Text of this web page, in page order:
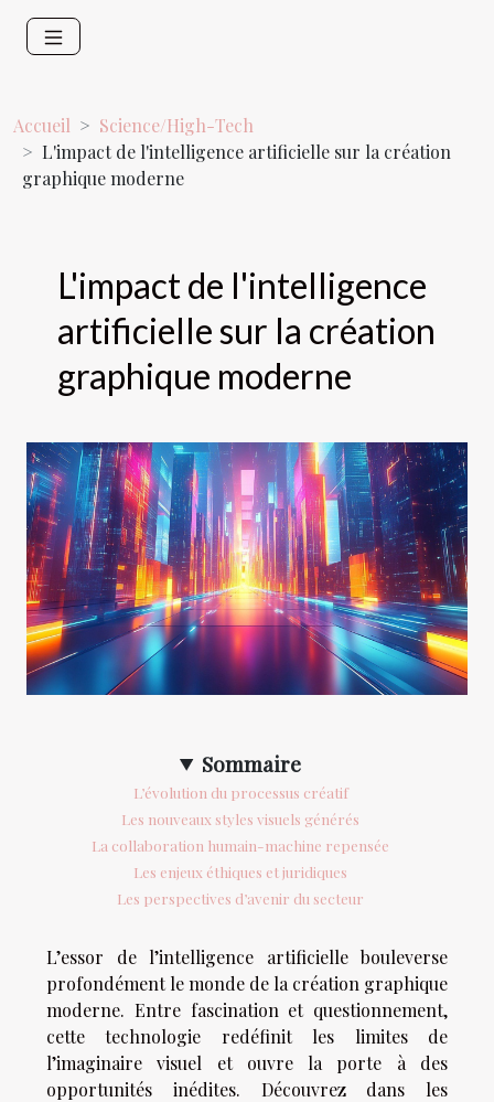
Accueil
Science/High-Tech
L'impact de l'intelligence artificielle sur la création
graphique moderne
L'impact de l'intelligence
artificielle sur la création
graphique moderne
Sommaire
L’évolution du processus créatif
Les nouveaux styles visuels générés
La collaboration humain-machine repensée
Les enjeux éthiques et juridiques
Les perspectives d’avenir du secteur
L’essor de l’intelligence artificielle bouleverse
profondément le monde de la création graphique
moderne. Entre fascination et questionnement,
cette technologie redéfinit les limites de
l’imaginaire visuel et ouvre la porte à des
opportunités inédites. Découvrez dans les